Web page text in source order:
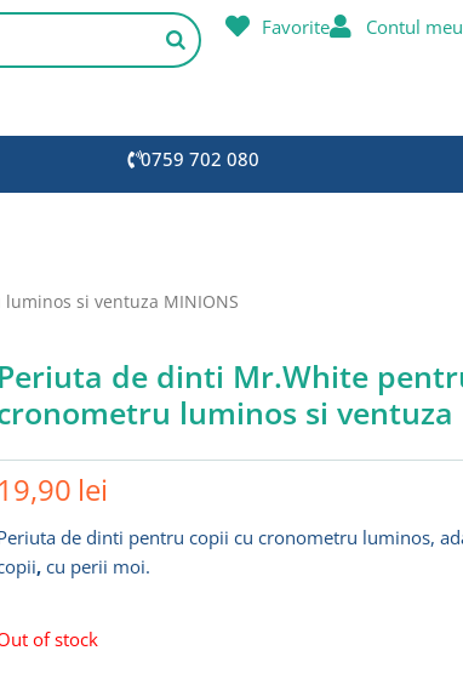
Favorite Contul meu
0759 702 080
si ventuza MINIONS
Periuta de dinti Mr.White
luminos si ventuza
19,90 lei
de dinti pentru copii cu cronometru luminos,
,cu perii moi.
of stock